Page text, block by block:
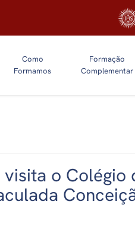
Como
Formamos
Formação
Complementar
o